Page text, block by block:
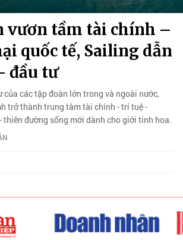
vươn tầm tài chính –
quốc tế, Sailing dẫn
đầu tư
của các tập đoàn lớn trong và ngoài nước,
trở thành trung tâm tài chính - trí tuệ -
thiên đường sống mới dành cho giới tinh hoa.